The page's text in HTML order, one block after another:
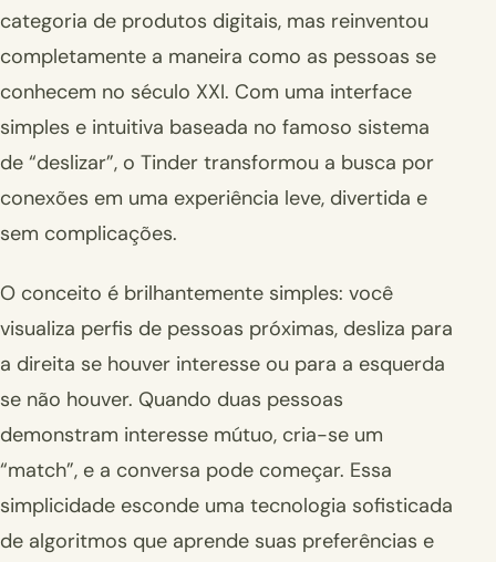
categoria de produtos digitais, mas reinventou
completamente a maneira como as pessoas se
conhecem no século XXI. Com uma interface
simples e intuitiva baseada no famoso sistema
de “deslizar”, o Tinder transformou a busca por
conexões em uma experiência leve, divertida e
sem complicações.
O conceito é brilhantemente simples: você
visualiza perfis de pessoas próximas, desliza para
a direita se houver interesse ou para a esquerda
se não houver. Quando duas pessoas
demonstram interesse mútuo, cria-se um
“match”, e a conversa pode começar. Essa
simplicidade esconde uma tecnologia sofisticada
de algoritmos que aprende suas preferências e